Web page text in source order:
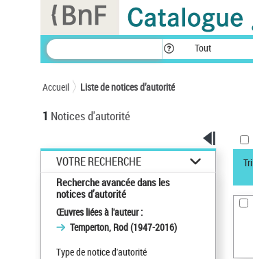
Tout
Accueil Liste de notices d’autorité
1 Notices d'autorité
VOTRE RECHERCHE
Recherche avancée dans les
notices d’autorité
Œuvres liées à l'auteur :
Temperton, Rod (1947-2016)
Type de notice d'autorité
Panneau de gestion des cookies